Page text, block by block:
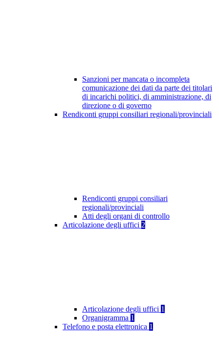
Sanzioni per mancata o incompleta
comunicazione dei dati da parte dei titolari
di incarichi politici, di amministrazione, di
direzione o di governo
Rendiconti gruppi consiliari regionali/provinciali
Rendiconti gruppi consiliari
regionali/provinciali
Atti degli organi di controllo
Articolazione degli uffici 2
Articolazione degli uffici 1
Organigramma 1
Telefono e posta elettronica 1